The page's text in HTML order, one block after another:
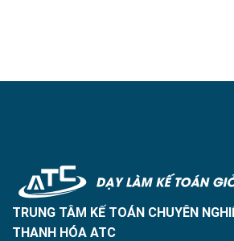
TRUNG TÂM KẾ TOÁN CHUYÊN
THANH HÓA ATC